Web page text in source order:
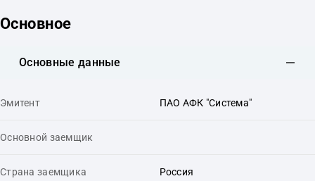
Основное
Основные данные
Эмитент ПАО АФК "Система"
Основной заемщик
Страна заемщика Россия